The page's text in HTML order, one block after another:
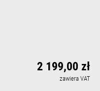
2 199,00 zł
zawiera VAT